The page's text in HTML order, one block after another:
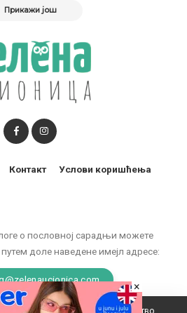
Прикажи још
о пословној сарадњи можете
доле наведене имејл адресе:
Контакт Услови коришћења
да побољша ваше искуство.
×